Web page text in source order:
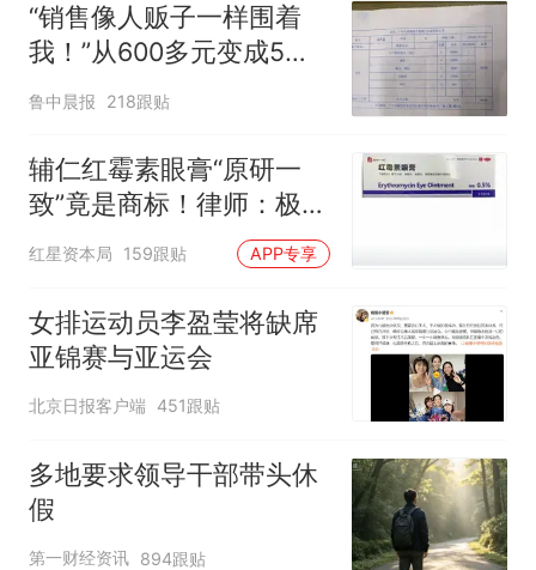
“销售像人贩子一样围着
我！”从600多元变成5万
元，57岁保洁阿姨做医美
糊
鲁中晨报 218跟贴
辅仁红霉素眼膏“原研一
致”竟是商标！律师：极易
误导消费者，不妥
红星资本局 159跟贴 APP专享
女排运动员李盈莹将缺席
亚锦赛与亚运会
北京日报客户端 451跟贴
多地要求领导干部带头休
假
第一财经资讯 894跟贴